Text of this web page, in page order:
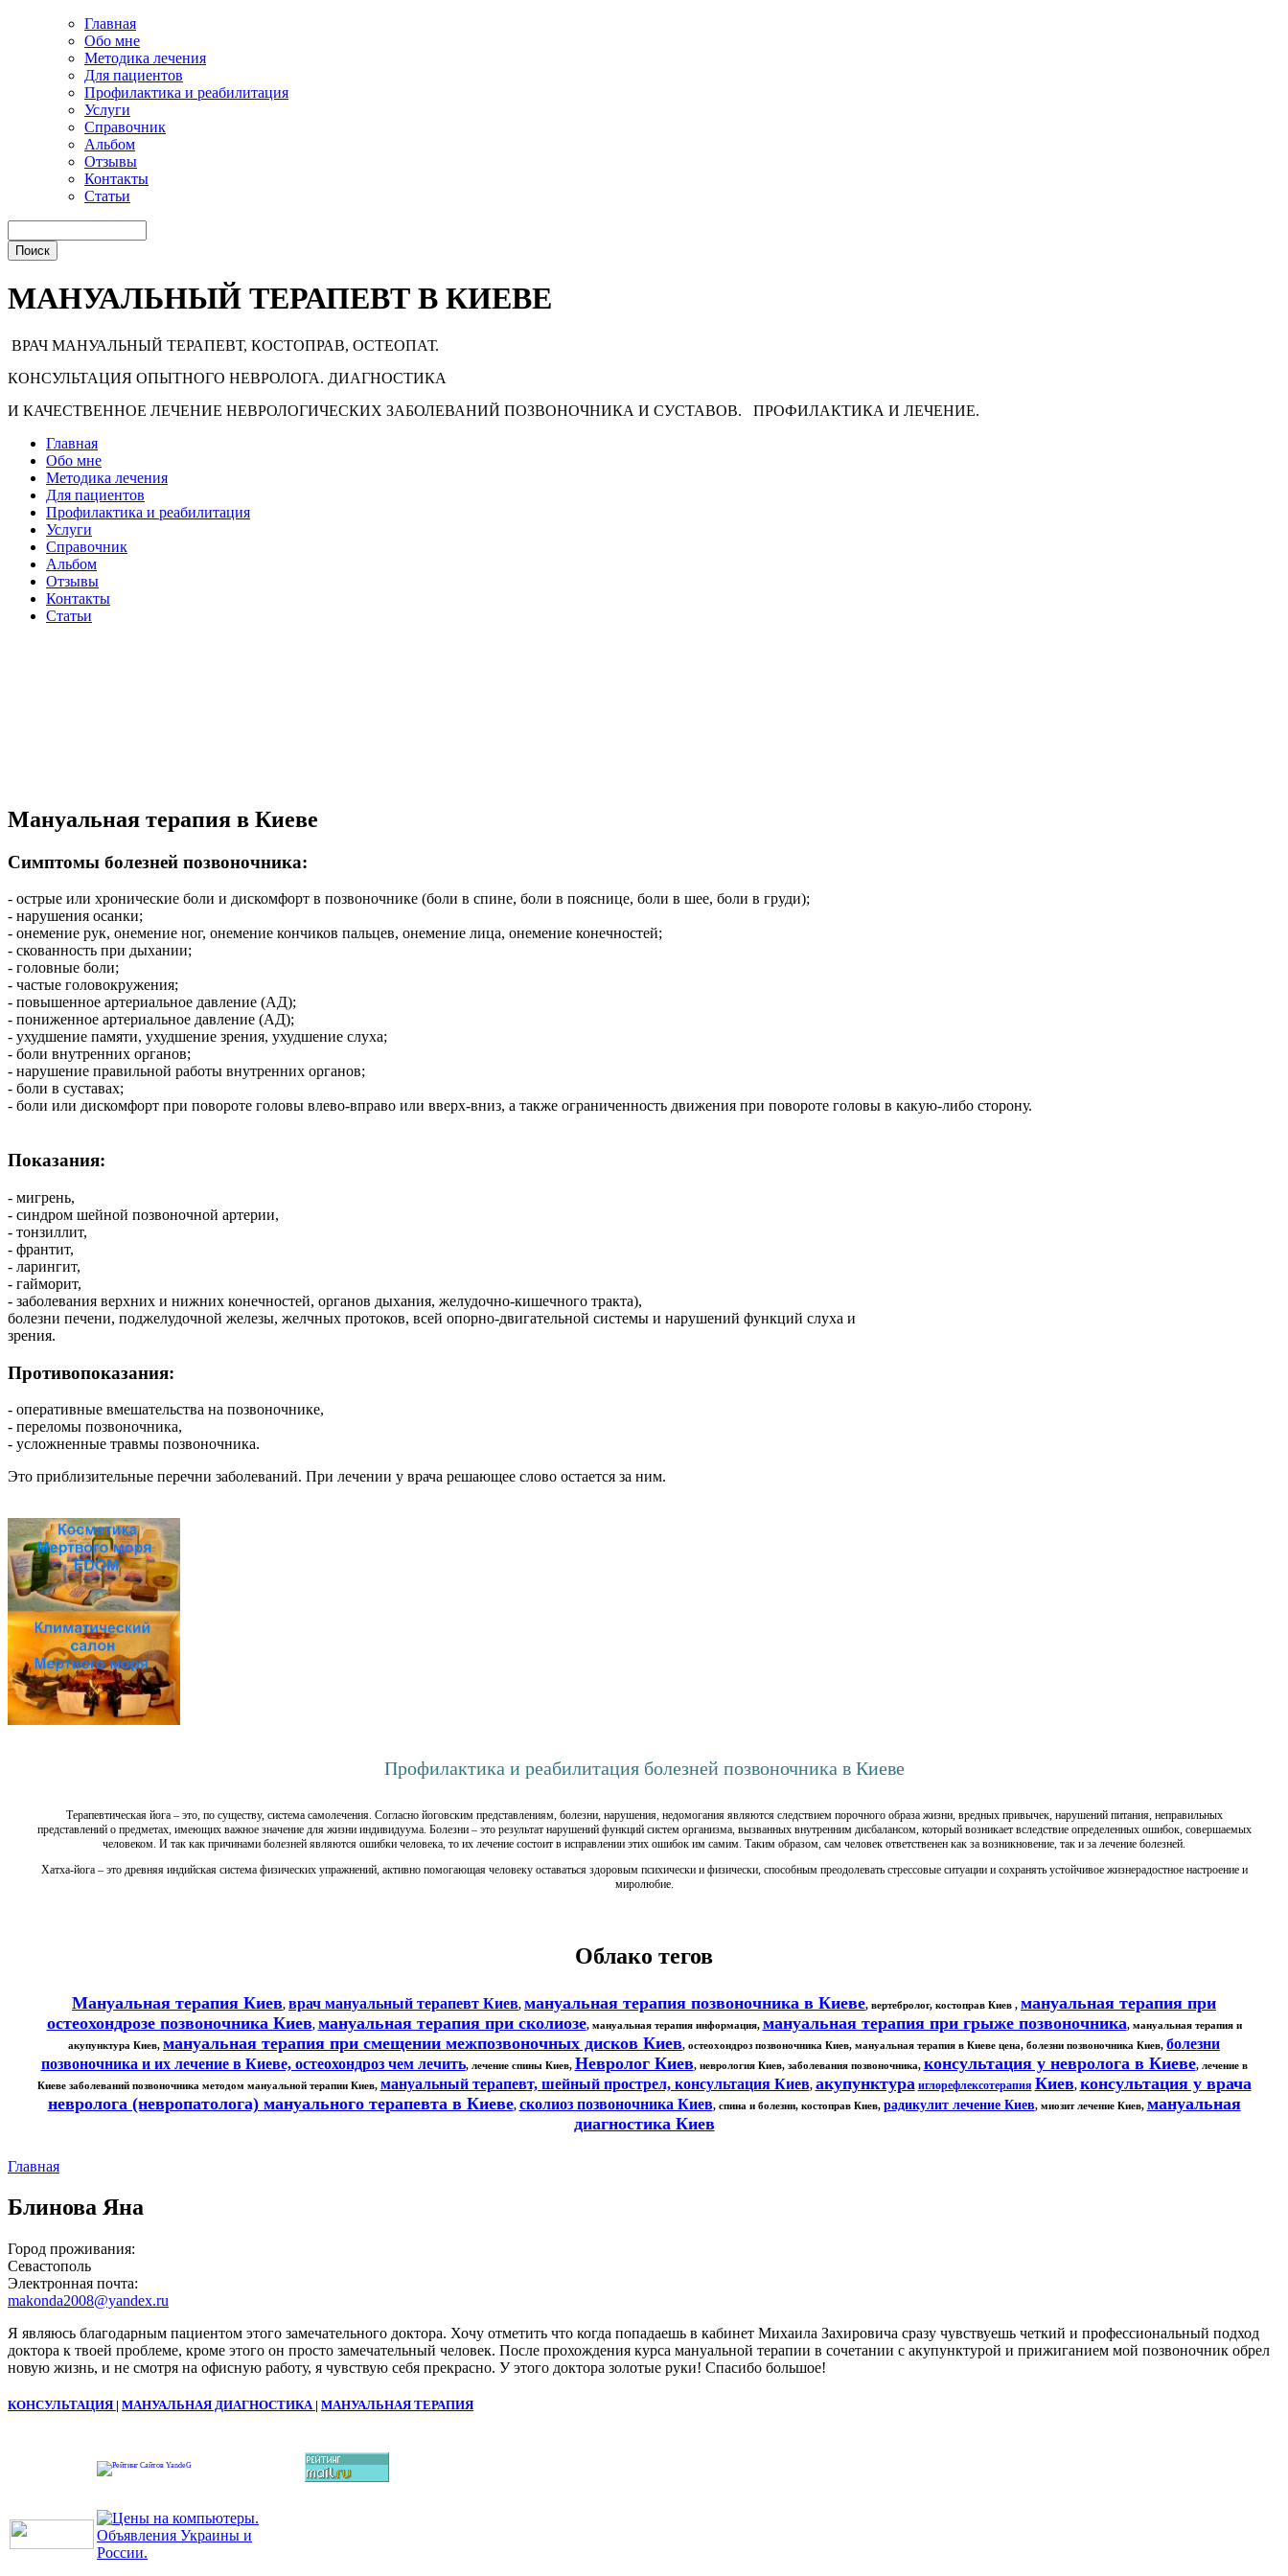
Главная
Обо мне
Методика лечения
Для пациентов
Профилактика и реабилитация
Услуги
Справочник
Альбом
Отзывы
Контакты
Статьи
МАНУАЛЬНЫЙ ТЕРАПЕВТ В КИЕВЕ
ВРАЧ МАНУАЛЬНЫЙ ТЕРАПЕВТ, КОСТОПРАВ, ОСТЕОПАТ.
КОНСУЛЬТАЦИЯ ОПЫТНОГО НЕВРОЛОГА. ДИАГНОСТИКА
И КАЧЕСТВЕННОЕ ЛЕЧЕНИЕ НЕВРОЛОГИЧЕСКИХ ЗАБОЛЕВАНИЙ ПОЗВОНОЧНИКА И СУСТАВОВ. ПРОФИЛАКТИКА И ЛЕЧЕНИЕ.
Главная
Обо мне
Методика лечения
Для пациентов
Профилактика и реабилитация
Услуги
Справочник
Альбом
Отзывы
Контакты
Статьи
Мануальная терапия в Киеве
Симптомы болезней позвоночника:
- острые или хронические боли и дискомфорт в позвоночнике (боли в спине, боли в пояснице, боли в шее, боли в груди);
- нарушения осанки;
- онемение рук, онемение ног, онемение кончиков пальцев, онемение лица, онемение конечностей;
- скованность при дыхании;
- головные боли;
- частые головокружения;
- повышенное артериальное давление (АД);
- пониженное артериальное давление (АД);
- ухудшение памяти, ухудшение зрения, ухудшение слуха;
- боли внутренних органов;
- нарушение правильной работы внутренних органов;
- боли в суставах;
- боли или дискомфорт при повороте головы влево-вправо или вверх-вниз, а также ограниченность движения при повороте головы в какую-либо сторону.
Показания:
- мигрень,
- синдром шейной позвоночной артерии,
- тонзиллит,
- франтит,
- ларингит,
- гайморит,
- заболевания верхних и нижних конечностей, органов дыхания, желудочно-кишечного тракта),
болезни печени, поджелудочной железы, желчных протоков, всей опорно-двигательной системы и нарушений функций слуха и
зрения.
Противопоказания:
- оперативные вмешательства на позвоночнике,
- переломы позвоночника,
- усложненные травмы позвоночника.
Это приблизительные перечни заболеваний. При лечении у врача решающее слово остается за ним.
Профилактика и реабилитация болезней позвоночника в Киеве
Терапевтическая йога – это, по существу, система самолечения. Согласно йоговским представлениям, болезни, нарушения, недомогания являются следствием порочного образа жизни, вредных привычек, нарушений питания, неправильных
представлений о предметах, имеющих важное значение для жизни индивидуума. Болезни – это результат нарушений функций систем организма, вызванных внутренним дисбалансом, который возникает вследствие определенных ошибок, совершаемых
человеком. И так как причинами болезней являются ошибки человека, то их лечение состоит в исправлении этих ошибок им самим. Таким образом, сам человек ответственен как за возникновение, так и за лечение болезней.
Хатха-йога – это древняя индийская система физических упражнений, активно помогающая человеку оставаться здоровым психически и физически, способным преодолевать стрессовые ситуации и сохранять устойчивое жизнерадостное настроение и
миролюбие.
Облако тегов
Мануальная терапия Киев, врач мануальный терапевт Киев, мануальная терапия позвоночника в Киеве, вертебролог, костоправ Киев , мануальная терапия при
остеохондрозе позвоночника Киев, мануальная терапия при сколиозе, мануальная терапия информация, мануальная терапия при грыже позвоночника, мануальная терапия и
акупунктура Киев, мануальная терапия при смещении межпозвоночных дисков Киев, остеохондроз позвоночника Киев, мануальная терапия в Киеве цена, болезни позвоночника Киев, болезни
позвоночника и их лечение в Киеве, остеохондроз чем лечить, лечение спины Киев, Невролог Киев, неврология Киев, заболевания позвоночника, консультация у невролога в Киеве, лечение в
Киеве заболеваний позвоночника методом мануальной терапии Киев, мануальный терапевт, шейный прострел, консультация Киев, акупунктура иглорефлексотерапия Киев, консультация у врача
невролога (невропатолога) мануального терапевта в Киеве, сколиоз позвоночника Киев, спина и болезни, костоправ Киев, радикулит лечение Киев, миозит лечение Киев, мануальная
диагностика Киев
Главная
Блинова Яна
Город проживания:
Севастополь
Электронная почта:
makonda2008@yandex.ru
Я являюсь благодарным пациентом этого замечательного доктора. Хочу отметить что когда попадаешь в кабинет Михаила Захировича сразу чувствуешь четкий и профессиональный подход
доктора к твоей проблеме, кроме этого он просто замечательный человек. После прохождения курса мануальной терапии в сочетании с акупунктурой и прижиганием мой позвоночник обрел
новую жизнь, и не смотря на офисную работу, я чувствую себя прекрасно. У этого доктора золотые руки! Спасибо большое!
КОНСУЛЬТАЦИЯ | МАНУАЛЬНАЯ ДИАГНОСТИКА | МАНУАЛЬНАЯ ТЕРАПИЯ